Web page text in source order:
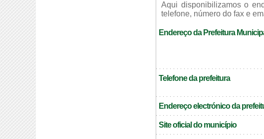
Aqui disponibilizamos o
telefone, número do fax e
Endereço da Prefeitura
Telefone da prefeitura
Endereço electrónico da
Site oficial do município